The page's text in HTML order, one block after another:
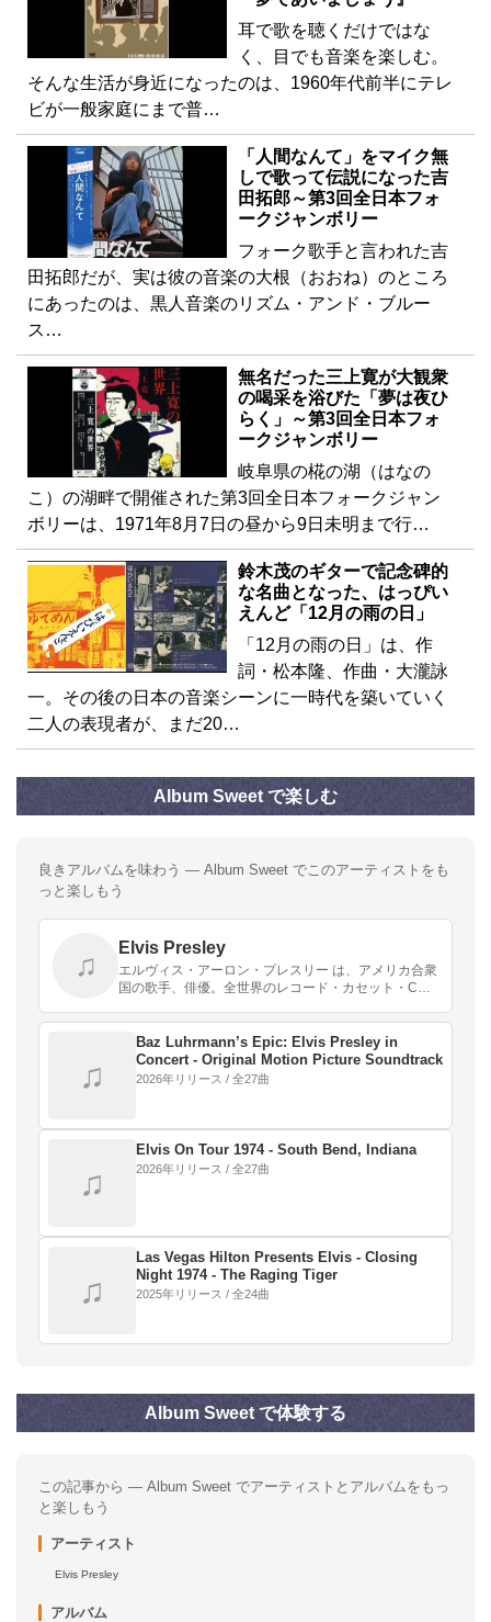
耳で歌を聴くだけではな
く、目でも音楽を楽しむ。
そんな生活が身近になったのは、1960年代前半にテレ
ビが一般家庭にまで普…
「人間なんて」をマイク無
しで歌って伝説になった吉
田拓郎～第3回全日本フォ
ークジャンボリー
フォーク歌手と言われた吉
田拓郎だが、実は彼の音楽の大根（おおね）のところ
にあったのは、黒人音楽のリズム・アンド・ブルー
ス…
無名だった三上寛が大観衆
の喝采を浴びた「夢は夜ひ
らく」～第3回全日本フォ
ークジャンボリー
岐阜県の椛の湖（はなの
こ）の湖畔で開催された第3回全日本フォークジャン
ボリーは、1971年8月7日の昼から9日未明まで行…
鈴木茂のギターで記念碑的
な名曲となった、はっぴい
えんど「12月の雨の日」
「12月の雨の日」は、作
詞・松本隆、作曲・大瀧詠
一。その後の日本の音楽シーンに一時代を築いていく
二人の表現者が、まだ20…
Album Sweet で楽しむ
良きアルバムを味わう — Album Sweet でこのアーティストをも
っと楽しもう
♫
Elvis Presley
エルヴィス・アーロン・プレスリー は、アメリカ合衆
国の歌手、俳優。全世界のレコード・カセット・CD
も売れた音楽家の一人。「キング・オブ・ロックンロ
ール」…
♫
Baz Luhrmann’s Epic: Elvis Presley in
Concert - Original Motion Picture Soundtrack
2026年リリース / 全27曲
♫
Elvis On Tour 1974 - South Bend, Indiana
2026年リリース / 全27曲
♫
Las Vegas Hilton Presents Elvis - Closing
Night 1974 - The Raging Tiger
2025年リリース / 全24曲
Album Sweet で体験する
この記事から — Album Sweet でアーティストとアルバムをもっ
と楽しもう
アーティスト
Elvis Presley
アルバム